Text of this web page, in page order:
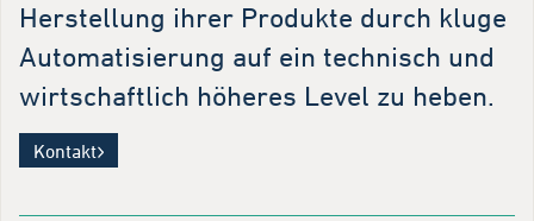
Herstellung ihrer Produkte durch kluge
Automatisierung auf ein technisch und
wirtschaftlich höheres Level zu heben.
Kontakt